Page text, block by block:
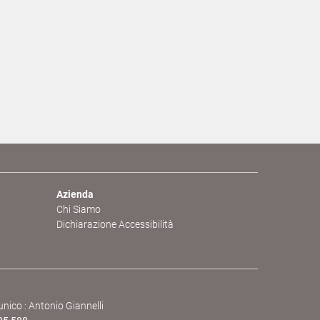
Azienda
Chi Siamo
Dichiarazione Accessibilità
: Antonio Giannelli